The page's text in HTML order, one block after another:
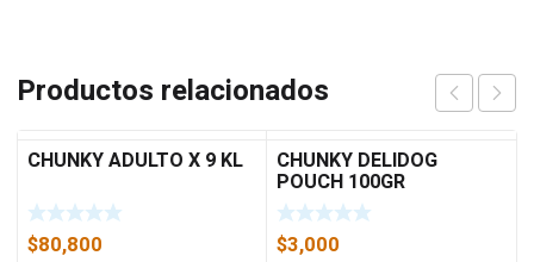
Productos relacionados
CHUNKY ADULTO X 9 KL
$80,800
CHUNKY DELIDOG
POUCH 100GR
$3,000